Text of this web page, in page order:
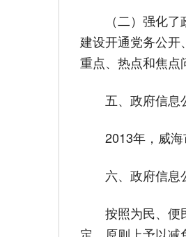
（二）强化了政
建设开通党务公开
重点、热点和焦点
五、政府信息
2013年，威海
六、政府信息
按照为民、便民